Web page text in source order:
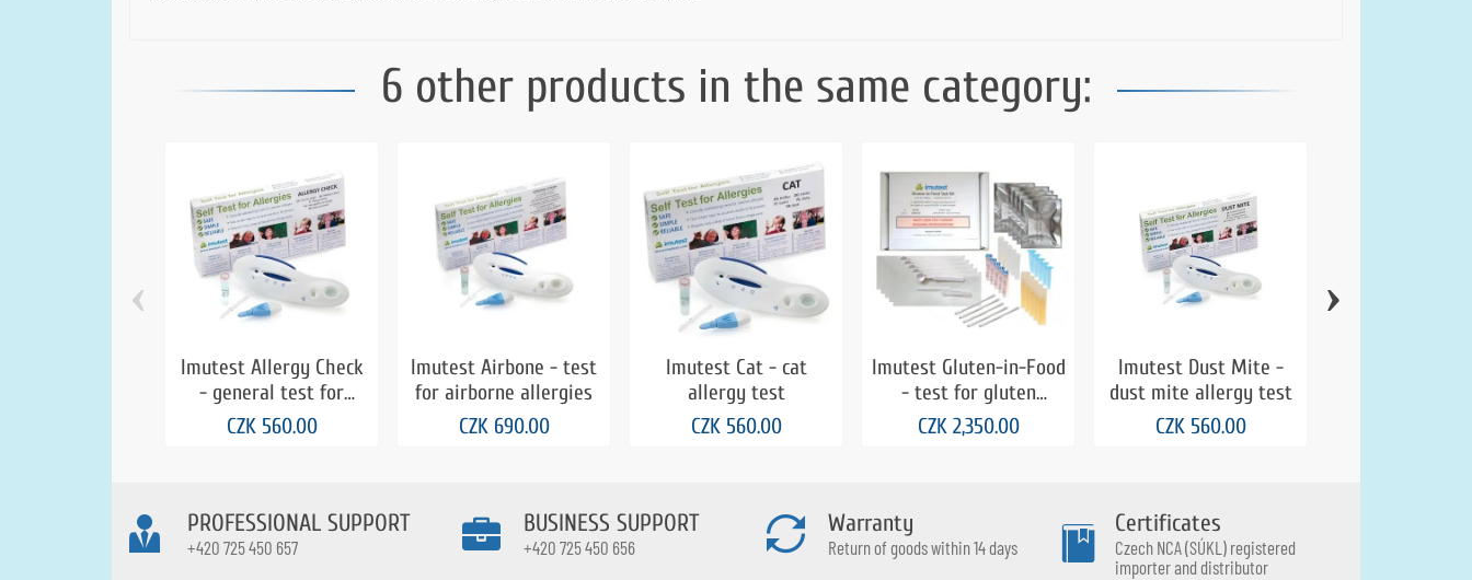
6 other products in the same category:
Imutest Allergy Check
- general test for
allergies
CZK 560.00
Imutest Airbone - test
for airborne allergies
CZK 690.00
Imutest Cat - cat
allergy test
CZK 560.00
Imutest Gluten-in-Food
- test for gluten
content in food - 5 pcs
CZK 2,350.00
Imutest Dust Mite -
dust mite allergy test
CZK 560.00
‹ ›
PROFESSIONAL SUPPORT
+420 725 450 657
BUSINESS SUPPORT
+420 725 450 656
Warranty
Return of goods within 14 days
Certificates
Czech NCA (SÚKL) registered
importer and distributor